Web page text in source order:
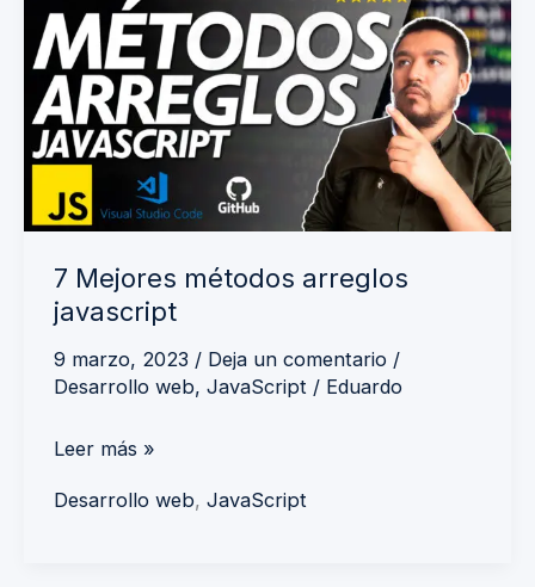
7 Mejores métodos arreglos
javascript
9 marzo, 2023 / Deja un comentario /
Desarrollo web, JavaScript/ Eduardo
Mejores
métodos
arreglos
javascript
Leer más »
Desarrollo web, JavaScript